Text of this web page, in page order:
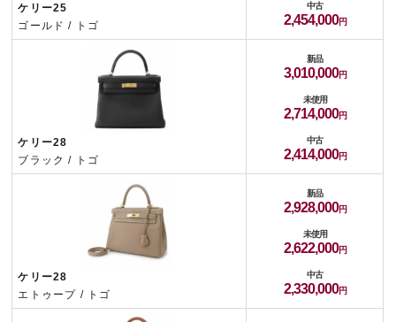
ケリー25
ゴールド / トゴ
中古
2,454,000
ケリー28
ブラック / トゴ
新品
3,010,000
未使用
2,714,000
中古
2,414,000
ケリー28
エトゥープ / トゴ
新品
2,928,000
未使用
2,622,000
中古
2,330,000